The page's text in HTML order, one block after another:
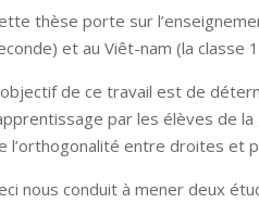
thèse porte sur
et au Viêt-nam (la classe
de ce travail est de
par les élèves de
l’orthogonalité entre droites et
nous conduit à mener deux